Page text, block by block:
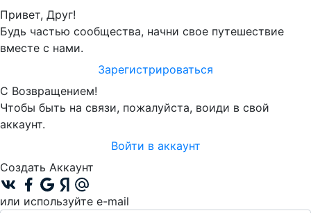
Привет, Друг!
Будь частью сообщества, начни свое путешествие
вместе с нами.
Зарегистрироваться
С Возвращением!
Чтобы быть на связи, пожалуйста, воиди в свой
аккаунт.
Войти в аккаунт
Создать Аккаунт
или используйте e-mail